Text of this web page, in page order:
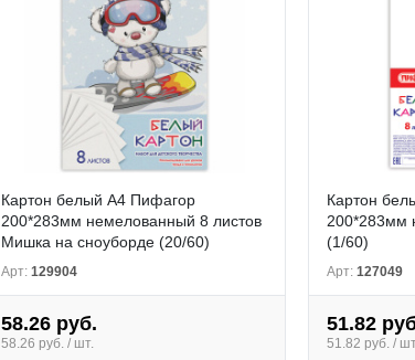
Картон белый А4 Пифагор
200*283мм немелованный 8 листов
Мишка на сноуборде (20/60)
Арт: 129904
58.26 руб.
58.26 руб. / шт.
Картон
200*283мм
(1/60)
Арт: 127049
51.82
51.82 руб. /